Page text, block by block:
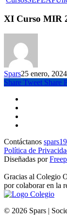
XI Curso MIR
Spars25 enero, 2024
Share Tweet Share
Contáctanos
Política de
Diseñadas por
Gracias al Colegio
por colaborar en la
© 2026 Spars |